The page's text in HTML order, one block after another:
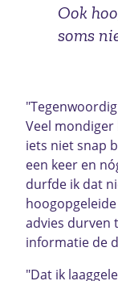
Ook
soms
Veel
iets niet snap
een keer en
durfde ik dat
advies durven
informatie de
"Dat ik